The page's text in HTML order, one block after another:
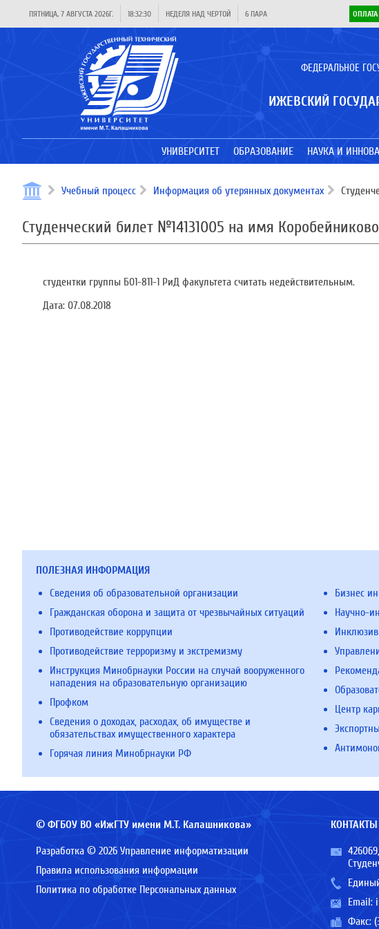
ПЯТНИЦА, 7 АВГУСТА 2026Г. 18:32:30 НЕДЕЛЯ НАД ЧЕРТОЙ 6 ПАРА ОПЛАТА
ФЕДЕРАЛЬНОЕ
ИЖЕВСКИЙ
УНИВЕРСИТЕТ ОБРАЗОВАНИЕ НАУКА И
Учебный процесс Информация об утерянных документах
Студенческий билет №14131005 на имя
студентки группы Б01-811-1 РиД факультета считать недействительным.
Дата: 07.08.2018
ПОЛЕЗНАЯ ИНФОРМАЦИЯ
Сведения об образовательной организации
Гражданская оборона и защита от чрезвычайных ситуаций
Противодействие коррупции
Противодействие терроризму и экстремизму
Инструкция Минобрнауки России на случай вооруженного
нападения на образовательную организацию
Профком
Сведения о доходах, расходах, об имуществе и
обязательствах имущественного характера
Горячая линия Минобрнауки РФ
Бизнес
Научно-
Центр
© ФГБОУ ВО «ИжГТУ имени М.Т. Калашникова»
Разработка © 2026 Управление информатизации
Правила использования информации
Политика по обработке Персональных данных
КОНТАКТЫ
Email:
Факс: